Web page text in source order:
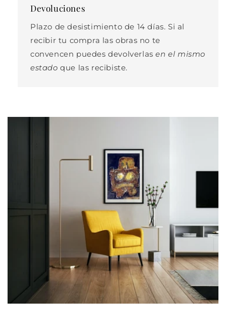
Devoluciones
Plazo de desistimiento de 14 días. Si al
recibir tu compra las obras no te
convencen puedes devolverlasen el mismo
estado que las recibiste.